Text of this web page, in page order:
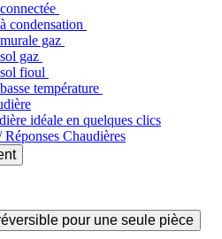
condensation
gaz
gaz
fioul
température
idéale en quelques clics
Réponses Chaudières
pour une seule pièce